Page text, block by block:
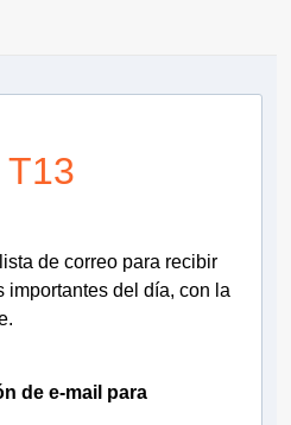
de correo para recibir
importantes del día, con la
de e-mail para